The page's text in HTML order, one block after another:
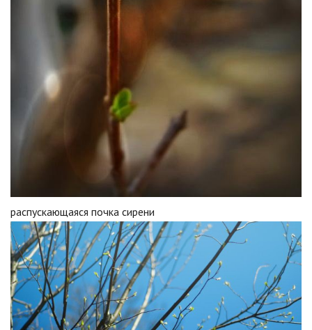
распускающаяся почка сирени